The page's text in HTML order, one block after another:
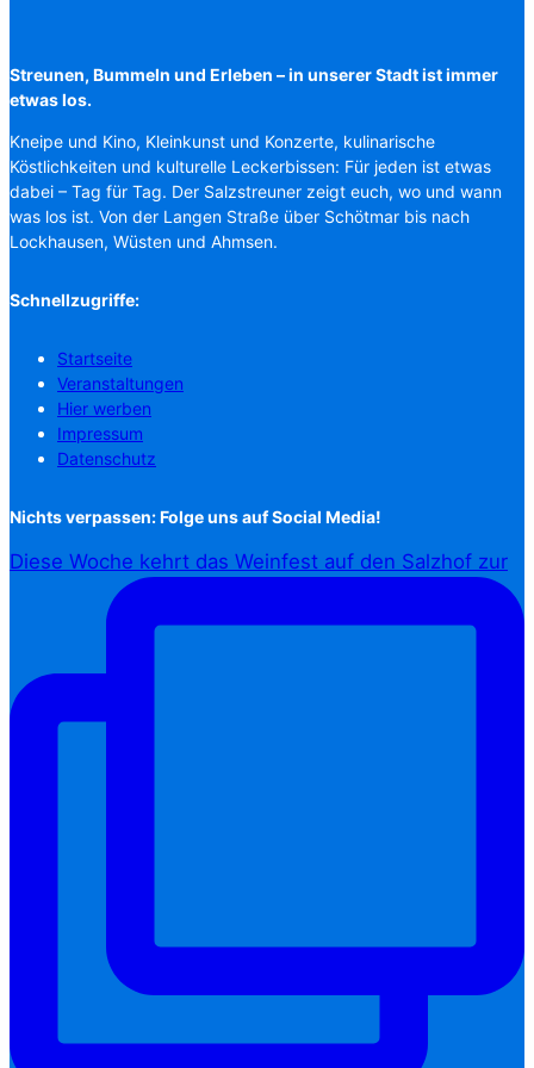
Streunen, Bummeln und Erleben – in unserer Stadt ist immer
etwas los.
Kneipe und Kino, Kleinkunst und Konzerte, kulinarische
Köstlichkeiten und kulturelle Leckerbissen: Für jeden ist etwas
dabei – Tag für Tag. Der Salzstreuner zeigt euch, wo und wann
was los ist. Von der Langen Straße über Schötmar bis nach
Lockhausen, Wüsten und Ahmsen.
Schnellzugriffe:
Startseite
Veranstaltungen
Hier werben
Impressum
Datenschutz
Nichts verpassen: Folge uns auf Social Media!
Diese Woche kehrt das Weinfest auf den Salzhof zur